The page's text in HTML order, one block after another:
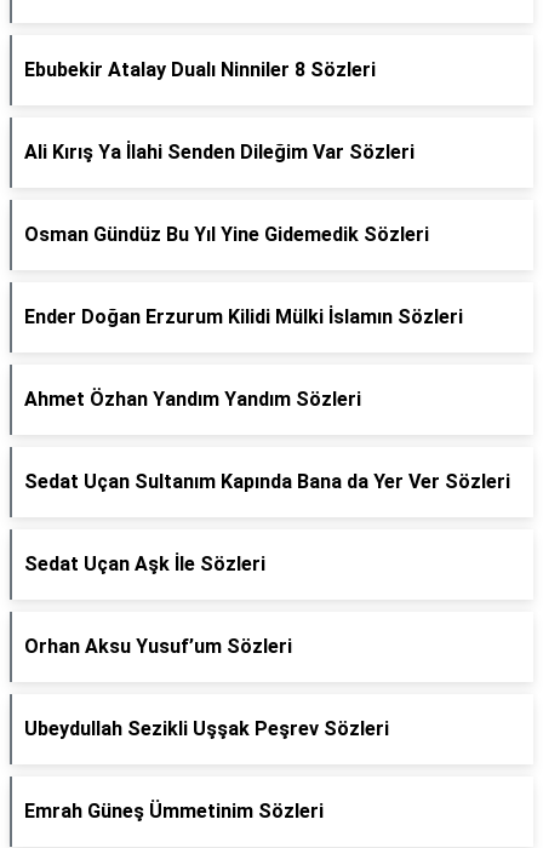
Ebubekir Atalay Dualı Ninniler 8 Sözleri
Ali Kırış Ya İlahi Senden Dileğim Var Sözleri
Osman Gündüz Bu Yıl Yine Gidemedik Sözleri
Ender Doğan Erzurum Kilidi Mülki İslamın Sözleri
Ahmet Özhan Yandım Yandım Sözleri
Sedat Uçan Sultanım Kapında Bana da Yer Ver Sözleri
Sedat Uçan Aşk İle Sözleri
Orhan Aksu Yusuf’um Sözleri
Ubeydullah Sezikli Uşşak Peşrev Sözleri
Emrah Güneş Ümmetinim Sözleri